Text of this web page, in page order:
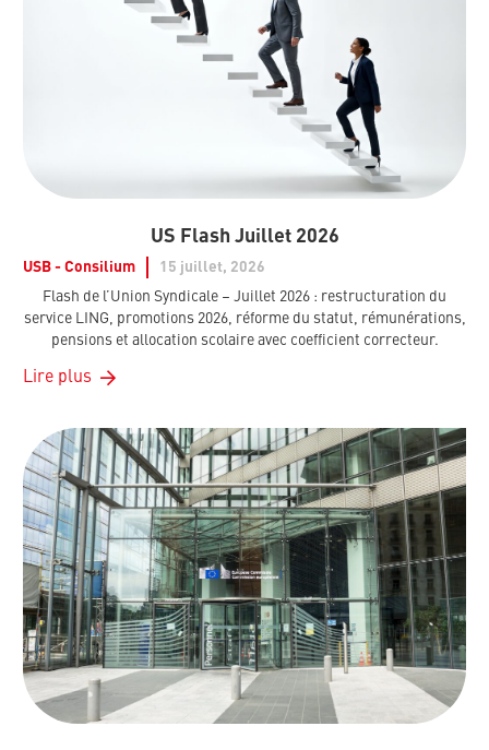
US Flash Juillet 2026
USB - Consilium
15 juillet, 2026
Flash de l’Union Syndicale – Juillet 2026 : restructuration du
service LING, promotions 2026, réforme du statut, rémunérations,
pensions et allocation scolaire avec coefficient correcteur.
Lire plus